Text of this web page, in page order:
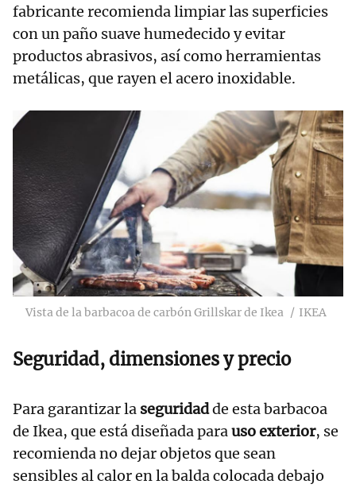
fabricante recomienda limpiar las superficies
con un paño suave humedecido y evitar
productos abrasivos, así como herramientas
metálicas, que rayen el acero inoxidable.
Vista de la barbacoa de carbón Grillskar de Ikea IKEA
Seguridad, dimensiones y precio
Para garantizar la seguridadde esta barbacoa
de Ikea, que está diseñada parauso exterior, se
recomienda no dejar objetos que sean
sensibles al calor en la balda colocada debajo